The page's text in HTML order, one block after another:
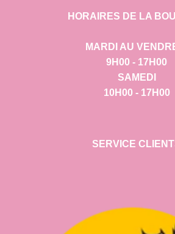
HORAIRES DE LA
MARDI AU
9H00 - 17H00
SAMEDI
10H00 - 17H00
SERVICE